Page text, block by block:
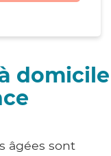
domicile
âgées sont